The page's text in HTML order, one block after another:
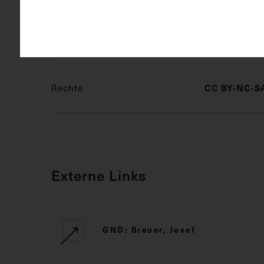
Rechte CC BY-NC-
Externe Links
GND: Breuer, Josef